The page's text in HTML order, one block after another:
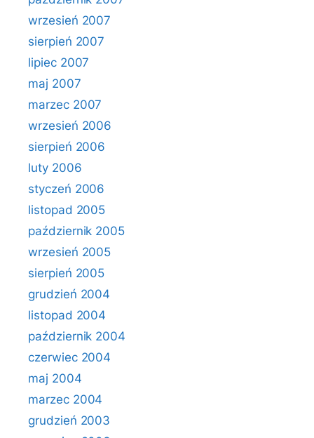
wrzesień 2007
sierpień 2007
lipiec 2007
maj 2007
marzec 2007
wrzesień 2006
sierpień 2006
luty 2006
styczeń 2006
listopad 2005
październik 2005
wrzesień 2005
sierpień 2005
grudzień 2004
listopad 2004
październik 2004
czerwiec 2004
maj 2004
marzec 2004
grudzień 2003